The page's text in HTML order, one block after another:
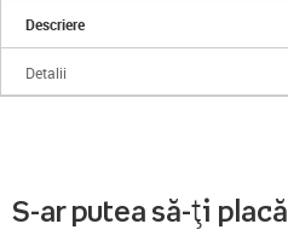
Descriere
Detalii
S-ar putea să-ți placă